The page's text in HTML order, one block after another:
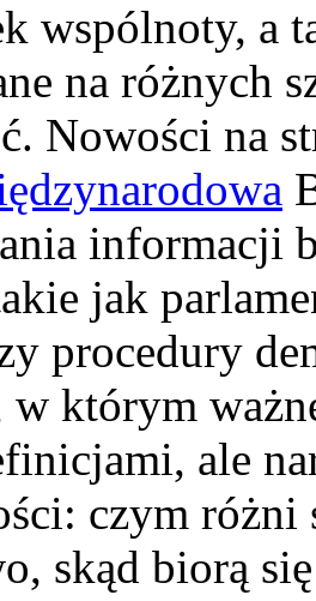
wspólnoty, a
na różnych
Nowości na
informacji
jak
procedury
w którym
ale
czym
skąd biorą